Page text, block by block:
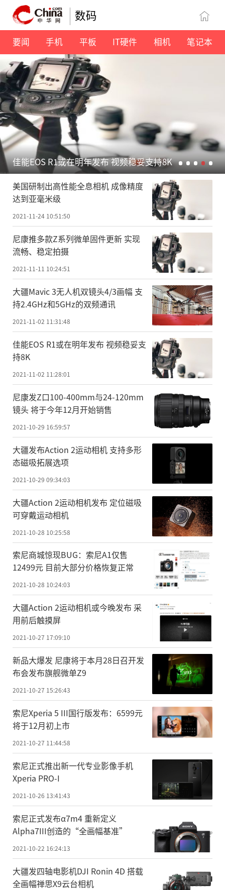
数码
要闻 手机 平板 IT硬件 相机 笔记本
佳能EOS R1或在明年发布 视频稳妥支持8K
美国研制出高性能全息相机 成像精度
达到亚毫米级
2021-11-24 10:51:50
尼康推多款Z系列微单固件更新 实现
流畅、稳定拍摄
2021-11-11 10:24:51
大疆Mavic 3无人机双镜头4/3画幅 支
持2.4GHz和5GHz的双频通讯
2021-11-02 11:31:48
佳能EOS R1或在明年发布 视频稳妥支
持8K
2021-11-02 11:28:01
尼康发Z口100-400mm与24-120mm
镜头 将于今年12月开始销售
2021-10-29 16:59:57
大疆发布Action 2运动相机 支持多形
态磁吸拓展选项
2021-10-29 09:34:03
大疆Action 2运动相机发布 定位磁吸
可穿戴运动相机
2021-10-28 10:25:58
索尼商城惊现BUG：索尼A1仅售
12499元 目前大部分价格恢复正常
2021-10-28 10:24:03
大疆Action 2运动相机或今晚发布 采
用前后触摸屏
2021-10-27 17:09:10
新品大爆发 尼康将于本月28日召开发
布会发布旗舰微单Z9
2021-10-27 15:26:43
索尼Xperia 5 III国行版发布：6599元
将于12月初上市
2021-10-27 11:44:58
索尼正式推出新一代专业影像手机
Xperia PRO-I
2021-10-26 13:41:43
索尼正式发布α7m4 重新定义
Alpha7III创造的“全画幅基准”
2021-10-22 16:24:13
大疆发四轴电影机DJI Ronin 4D 搭载
全画幅禅思X9云台相机